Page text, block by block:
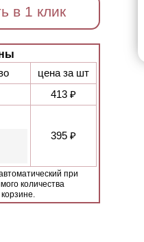
в 1 клик
цена за шт
413 ₽
395 ₽
при
количества